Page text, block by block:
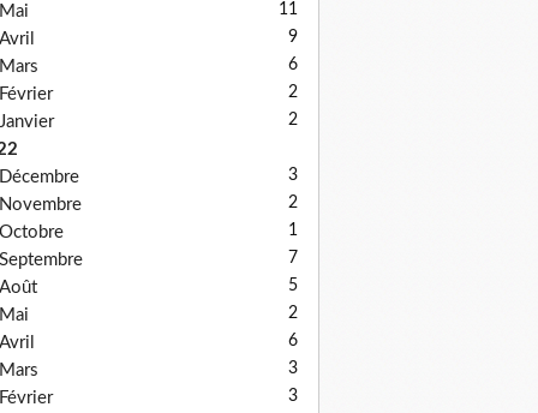
Mai 11
Avril 9
Mars 6
Février 2
Janvier 2
Décembre
3
Novembre 2
Octobre 1
Septembre 7
Août 5
Mai 2
Avril 6
Mars 3
Février 3